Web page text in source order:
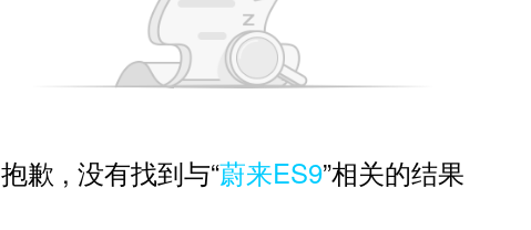
抱歉 , 没有找到与“蔚来ES9”相关的结果